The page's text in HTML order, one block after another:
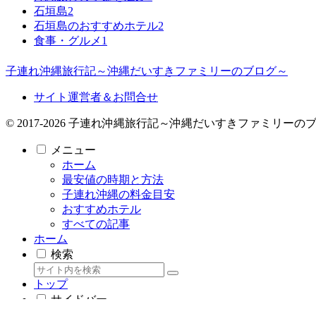
石垣島2
石垣島のおすすめホテル2
食事・グルメ 1
子連れ沖縄旅行記～沖縄だいすきファミリーのブログ～
サイト運営者＆お問合せ
© 2017-2026 子連れ沖縄旅行記～沖縄だいすきファミリーの
メニュー
ホーム
最安値の時期と方法
子連れ沖縄の料金目安
おすすめホテル
すべての記事
ホーム
検索
トップ
サイドバー